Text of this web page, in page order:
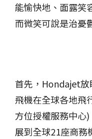
能愉快地、面露笑
而微笑可說是治憂
首先， Hondajet放
飛機在全球各地飛
方位授權服務中心)
展到全球21座商務